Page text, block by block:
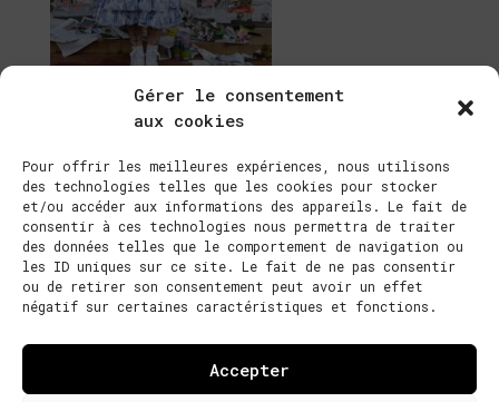
Gérer le consentement
aux cookies
Pour offrir les meilleures expériences, nous utilisons
des technologies telles que les cookies pour stocker
et/ou accéder aux informations des appareils. Le fait de
consentir à ces technologies nous permettra de traiter
des données telles que le comportement de navigation ou
les ID uniques sur ce site. Le fait de ne pas consentir
ou de retirer son consentement peut avoir un effet
négatif sur certaines caractéristiques et fonctions.
Accepter
Articles récents
Bonjour tout le monde !
Commentaires récents